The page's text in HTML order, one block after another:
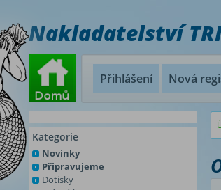
Nakladatelství
Přihlášení Nová
Kategorie
Novinky
Připravujeme
Dotisky